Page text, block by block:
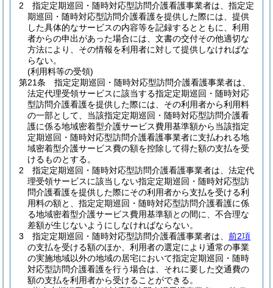
2
指定定期巡回・随時対応型訪問介護看護事業者は、指定定
期巡回・随時対応型訪問介護看護を提供した際には、提供
した具体的なサービスの内容等を記録するとともに、利用
者からの申出があった場合には、文書の交付その他適切な
方法により、その情報を利用者に対して提供しなければな
らない。
(利用料等の受領)
第21条
指定定期巡回・随時対応型訪問介護看護事業者は、
法定代理受領サービスに該当する指定定期巡回・随時対応
型訪問介護看護を提供した際には、その利用者から利用料
の一部として、当該指定定期巡回・随時対応型訪問介護看
護に係る地域密着型介護サービス費用基準額から当該指定
定期巡回・随時対応型訪問介護看護事業者に支払われる地
域密着型介護サービス費の額を控除して得た額の支払を受
けるものとする。
2
指定定期巡回・随時対応型訪問介護看護事業者は、法定代
理受領サービスに該当しない指定定期巡回・随時対応型訪
問介護看護を提供した際にその利用者から支払を受ける利
用料の額と、指定定期巡回・随時対応型訪問介護看護に係
る地域密着型介護サービス費用基準額との間に、不合理な
差額が生じないようにしなければならない。
3
指定定期巡回・随時対応型訪問介護看護事業者は、 前2項
の支払を受ける額のほか、利用者の選定により通常の事業
の実施地域以外の地域の居宅において指定定期巡回・随時
対応型訪問介護看護を行う場合は、それに要した交通費の
額の支払を利用者から受けることができる。